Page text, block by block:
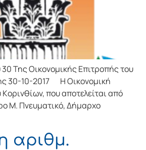
Της Οικονομικής Επιτρoπής τoυ
30-10-2017 Η Οικονομική
πoυ απoτελείται από
Μ. Πνευματικό, Δήμαρχo
αριθμ.